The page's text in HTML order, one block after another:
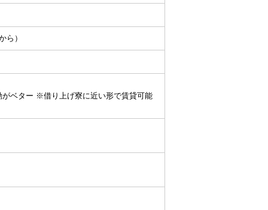
）
ベター ※借り上げ寮に近い形で賃貸可能